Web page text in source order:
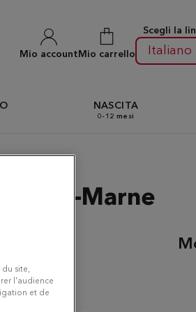
Mio account Mio carrello
Scegli la
Italiano
NASCITA
0-12 mesi
sur-Marne
site,
l'audience
et de